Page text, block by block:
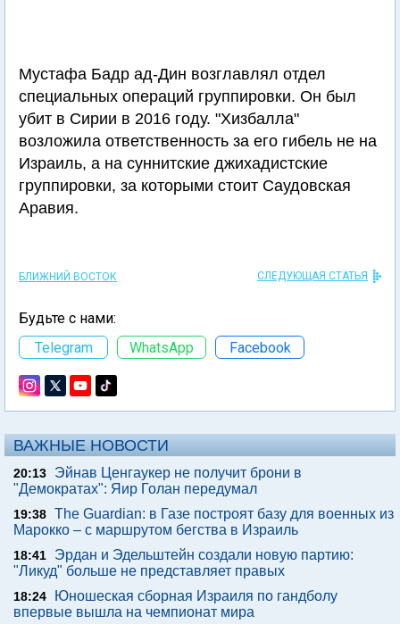
Мустафа Бадр ад-Дин возглавлял отдел
специальных операций группировки. Он был
убит в Сирии в 2016 году. "Хизбалла"
возложила ответственность за его гибель не на
Израиль, а на суннитские джихадистские
группировки, за которыми стоит Саудовская
Аравия.
БЛИЖНИЙ ВОСТОК СЛЕДУЮЩАЯ СТАТЬЯ
Будьте с нами:
Telegram
WhatsApp Facebook
ВАЖНЫЕ НОВОСТИ
20:13
Эйнав Ценгаукер не получит брони в
"Демократах": Яир Голан передумал
19:38 The Guardian: в Газе построят базу для военных из
Марокко – с маршрутом бегства в Израиль
18:41
Эрдан и Эдельштейн создали новую партию:
"Ликуд" больше не представляет правых
18:24
Юношеская сборная Израиля по гандболу
впервые вышла на чемпионат мира